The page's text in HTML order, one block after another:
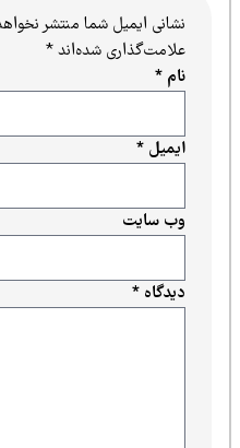
نشانی ایمیل شما منتشر نخواهد شد.
علامت‌گذاری شده‌اند*
دیدگاه*
ایمیل*
وب‌ سایت